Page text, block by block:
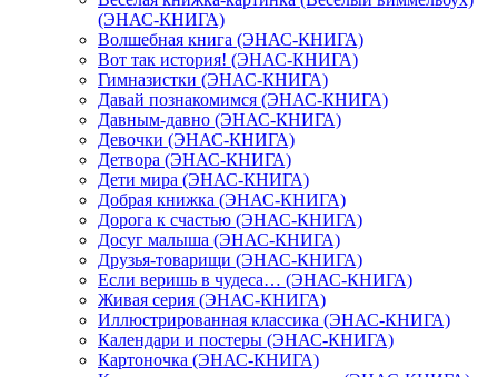
(ЭНАС-КНИГА)
Волшебная книга (ЭНАС-КНИГА)
Вот так история! (ЭНАС-КНИГА)
Гимназистки (ЭНАС-КНИГА)
Давай познакомимся (ЭНАС-КНИГА)
Давным-давно (ЭНАС-КНИГА)
Девочки (ЭНАС-КНИГА)
Детвора (ЭНАС-КНИГА)
Дети мира (ЭНАС-КНИГА)
Добрая книжка (ЭНАС-КНИГА)
Дорога к счастью (ЭНАС-КНИГА)
Досуг малыша (ЭНАС-КНИГА)
Друзья-товарищи (ЭНАС-КНИГА)
Если веришь в чудеса… (ЭНАС-КНИГА)
Живая серия (ЭНАС-КНИГА)
Иллюстрированная классика (ЭНАС-КНИГА)
Календари и постеры (ЭНАС-КНИГА)
Картоночка (ЭНАС-КНИГА)